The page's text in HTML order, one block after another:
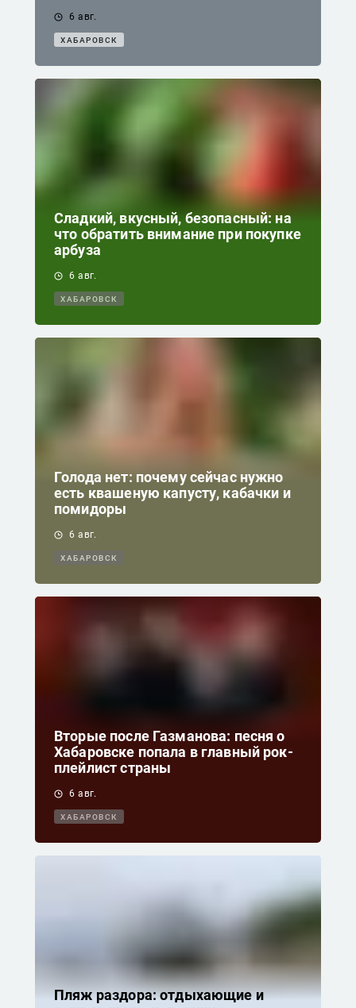
6 авг.
ХАБАРОВСК
Сладкий, вкусный, безопасный: на
что обратить внимание при покупке
арбуза
6 авг.
ХАБАРОВСК
Голода нет: почему сейчас нужно
есть квашеную капусту, кабачки и
помидоры
6 авг.
ХАБАРОВСК
Вторые после Газманова: песня о
Хабаровске попала в главный рок-
плейлист страны
6 авг.
ХАБАРОВСК
Пляж раздора: отдыхающие и